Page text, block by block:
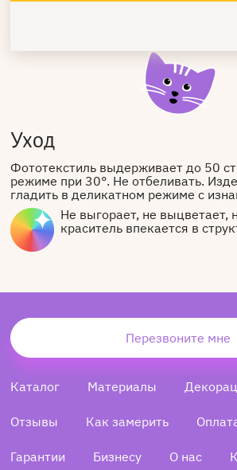
Уход
Фототекстиль выдерживает до 50
режиме при 30°. Не отбеливать.
гладить в деликатном режиме с
Не выгорает, не выцветает,
краситель впекается в
Перезвоните мне
Каталог Материалы
Отзывы Как замерить
Гарантии Бизнесу О нас